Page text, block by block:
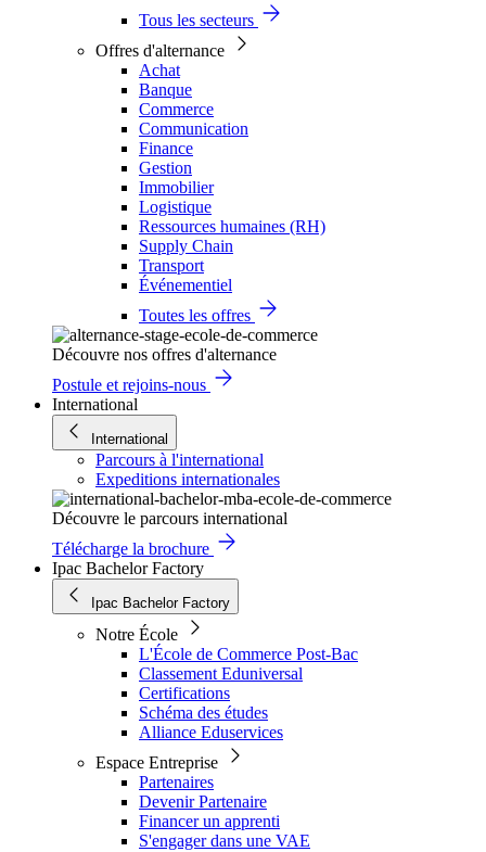
Tous les secteurs
Offres d'alternance
Achat
Banque
Commerce
Communication
Finance
Gestion
Immobilier
Logistique
Ressources humaines (RH)
Supply Chain
Transport
Événementiel
Toutes les offres
Découvre nos offres d'alternance
Postule et rejoins-nous
International
International
Parcours à l'international
Expeditions internationales
Découvre le parcours international
Télécharge la brochure
Ipac Bachelor Factory
Ipac Bachelor Factory
Notre École
L'École de Commerce Post-Bac
Classement Eduniversal
Certifications
Schéma des études
Alliance Eduservices
Espace Entreprise
Partenaires
Devenir Partenaire
Financer un apprenti
S'engager dans une VAE